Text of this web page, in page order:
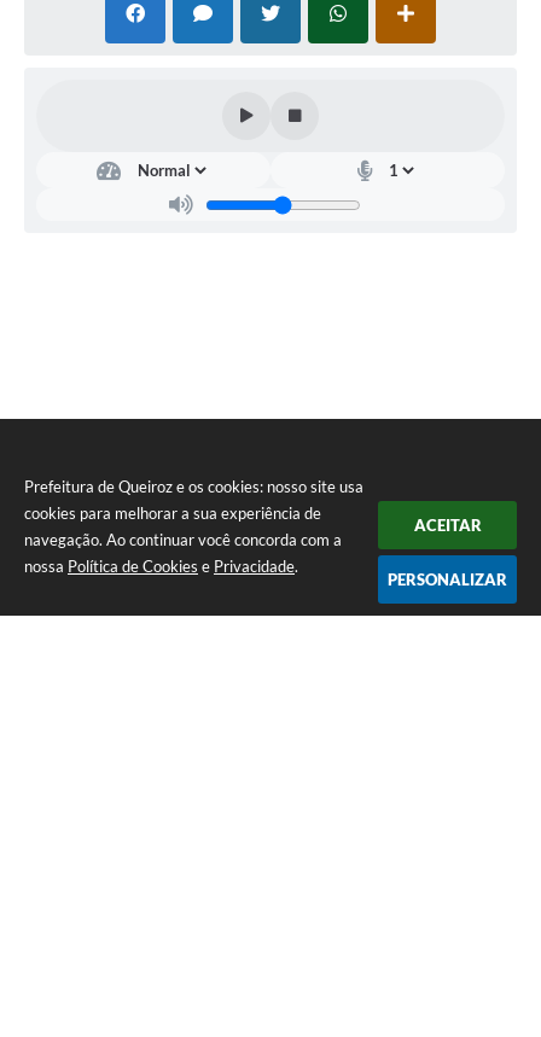
Prefeitura de Queiroz e os cookies: nosso site usa
cookies para melhorar a sua experiência de
navegação. Ao continuar você concorda com a
nossa Política de Cookies e Privacidade.
ACEITAR
PERSONALIZAR